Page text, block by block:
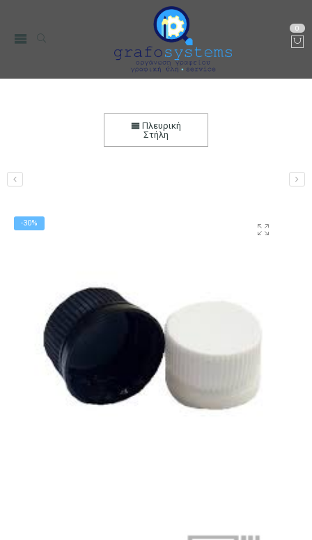
0
Γυάλινο 0,200L Special
Μικρο-Συσκευές Κουζίνας
Μπουκάλια Μπουκάλια Γυάλινα
Πλευρική
Στήλη
-30%